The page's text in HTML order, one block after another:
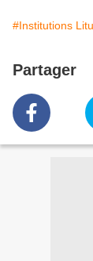
#Institutions
Partager